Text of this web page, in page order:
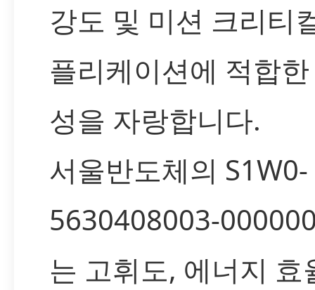
강도 및 미션 크리티
플리케이션에 적합
성을 자랑합니다.
서울반도체의 S1W0-
5630408003-
는 고휘도, 에너지 효